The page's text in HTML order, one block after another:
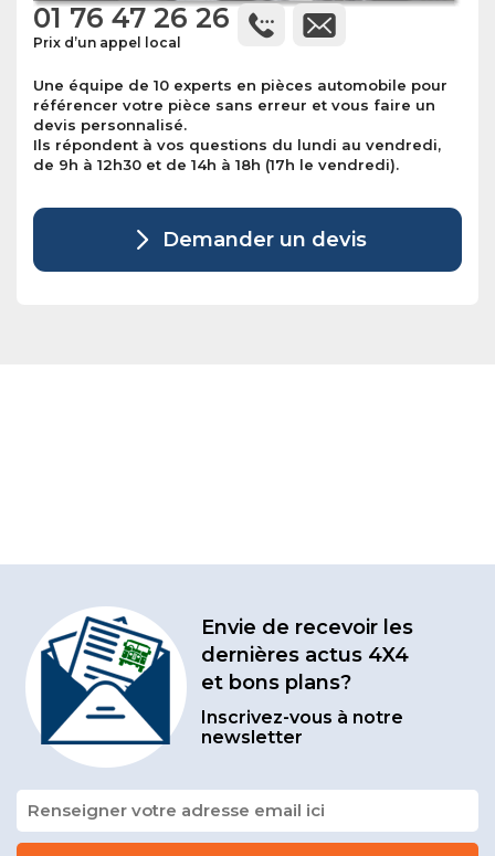
01 76 47 26 26
Prix d’un appel local
Une équipe de 10 experts en pièces automobile pour
référencer votre pièce sans erreur et vous faire un
devis personnalisé.
Ils répondent à vos questions du lundi au vendredi,
de 9h à 12h30 et de 14h à 18h (17h le vendredi).
Demander un devis
Envie de recevoir les
dernières actus 4X4
et bons plans?
Inscrivez-vous à notre
newsletter